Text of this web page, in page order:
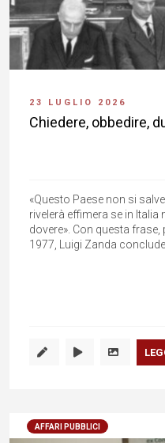
23 LUGLIO 2026
Chiedere, obbedire,
«Questo Paese non si
rivelerà effimera se in
dovere». Con questa
1977, Luigi Zanda
AFFARI PUBBLICI